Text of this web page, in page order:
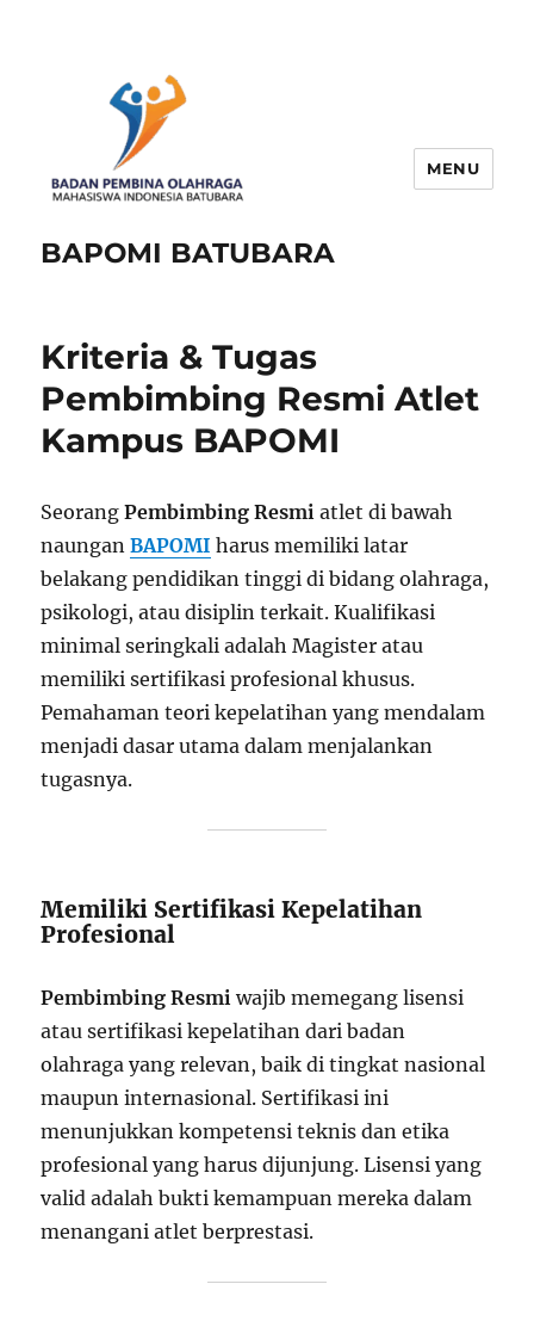
BAPOMI BATUBARA
MENU
Kriteria & Tugas
Pembimbing Resmi Atlet
Kampus BAPOMI
SeorangPembimbing Resmi atlet di bawah
naunganBAPOMI harus memiliki latar
belakang pendidikan tinggi di bidang olahraga,
psikologi, atau disiplin terkait. Kualifikasi
minimal seringkali adalah Magister atau
memiliki sertifikasi profesional khusus.
Pemahaman teori kepelatihan yang mendalam
menjadi dasar utama dalam menjalankan
tugasnya.
Memiliki Sertifikasi Kepelatihan
Profesional
Pembimbing Resmi wajib memegang lisensi
atau sertifikasi kepelatihan dari badan
olahraga yang relevan, baik di tingkat nasional
maupun internasional. Sertifikasi ini
menunjukkan kompetensi teknis dan etika
profesional yang harus dijunjung. Lisensi yang
valid adalah bukti kemampuan mereka dalam
menangani atlet berprestasi.